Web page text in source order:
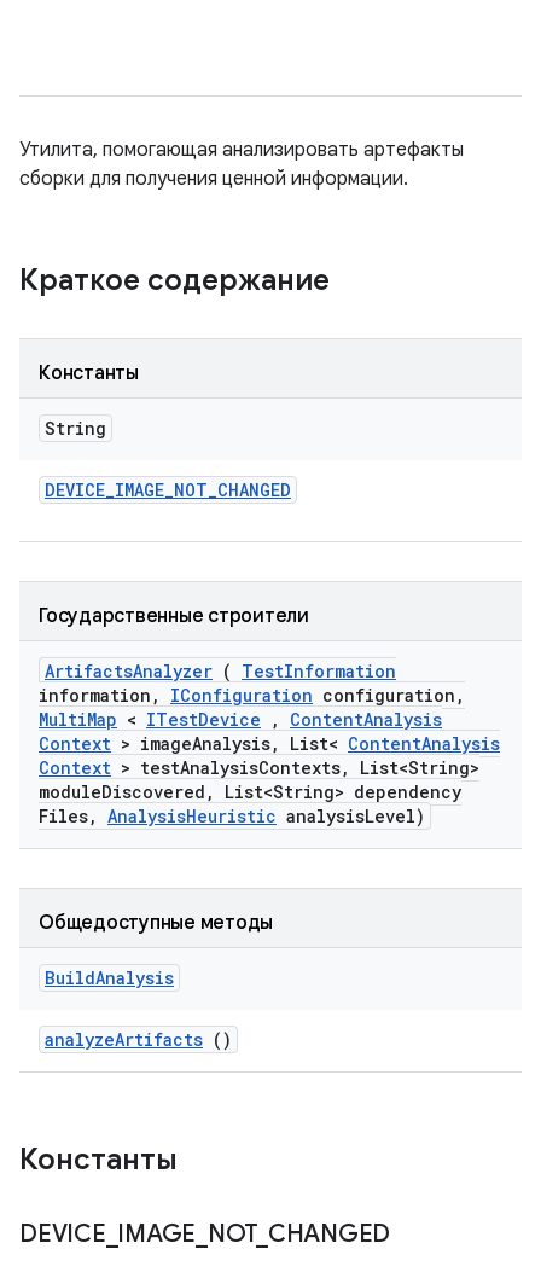
Утилита, помогающая анализировать артефакты
сборки для получения ценной информации.
Краткое содержание
Константы
String
DEVICE_IMAGE_NOT_CHANGED
Государственные строители
ArtifactsAnalyzer ( TestInformation
information , IConfiguration configuration ,
MultiMap < ITestDevice , ContentAnalysis
Context > imageAnalysis, List< ContentAnalysis
Context > testAnalysisContexts,
List<String>
moduleDiscovered ,
List<String> dependency
Files, AnalysisHeuristic analysisLevel)
Общедоступные методы
BuildAnalysis
analyzeArtifacts ()
Константы
DEVICE IMAGE NOT_ CHANGED